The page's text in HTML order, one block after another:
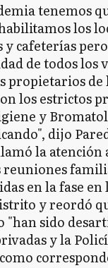
tenemos
los
cafeterías
de todos los
propietarios de
los estrictos
y
dijo
la atención
reuniones
en la fase en
y reordó
"han sido
y la